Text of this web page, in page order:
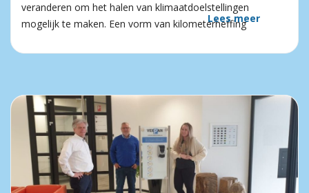
veranderen om het halen van klimaatdoelstellingen
mogelijk te maken. Een vorm van kilometerheffing
Lees meer